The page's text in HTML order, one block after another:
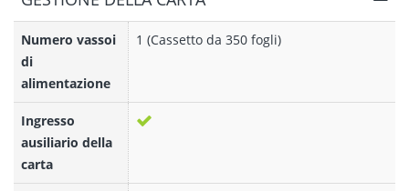
Numero vassoi
di
alimentazione
1 (Cassetto da 350 fogli)
Ingresso
ausiliario della
carta